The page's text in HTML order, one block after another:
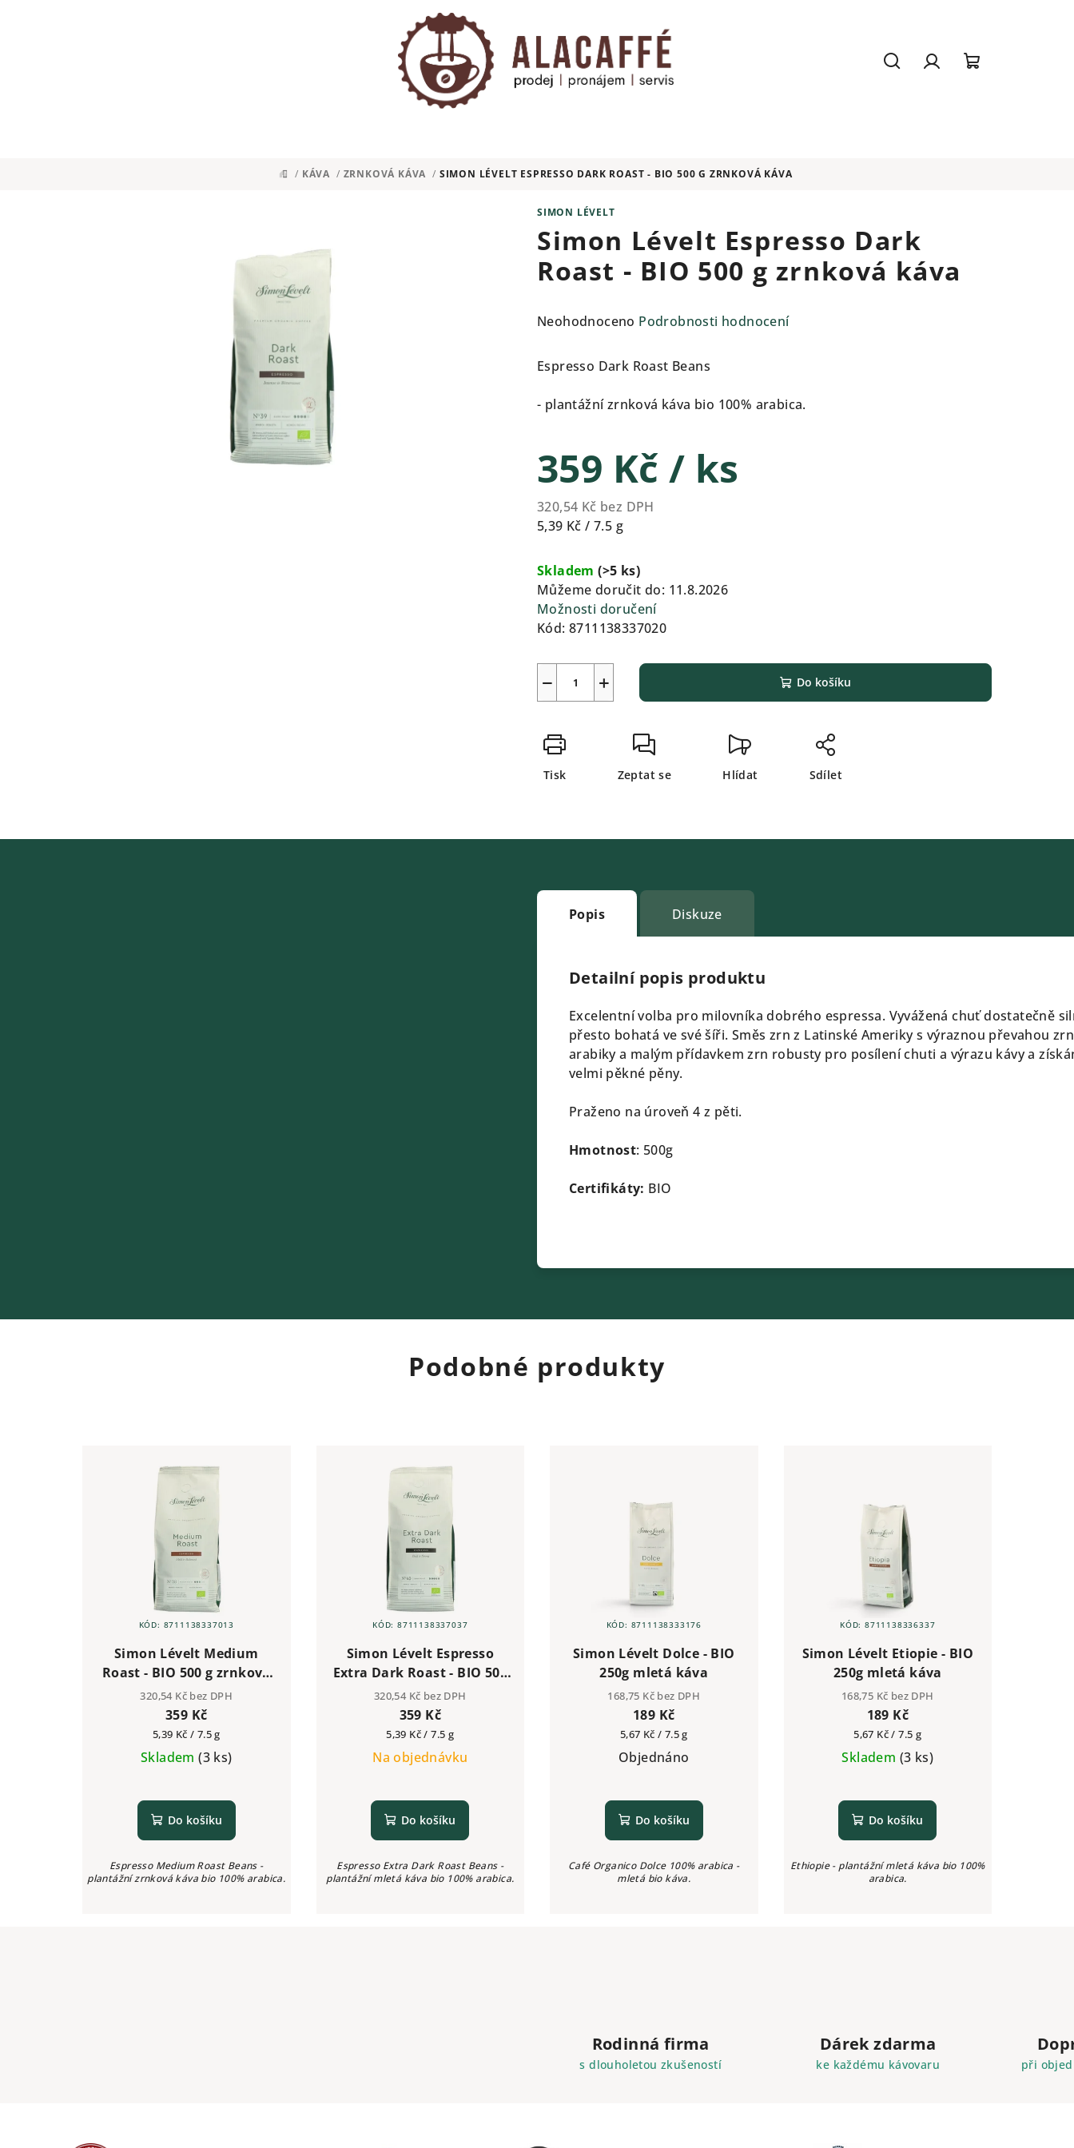
DOMŮ
/ KÁVA / ZRNKOVÁ KÁVA / SIMON LÉVELT ESPRESSO DARK ROAST - BIO 500 G ZRNKOVÁ KÁVA
SIMON LÉVELT
Simon Lévelt Espresso Dark
Roast - BIO 500 g zrnková káva
Průměrné
produktu
0,0
hvězdiček.
Neohodnoceno Podrobnosti hodnocení
Espresso Dark Roast Beans
- plantážní zrnková káva bio 100% arabica.
359 Kč / ks
320,54 Kč bez DPH
Měrná
5,39 Kč / 7.5 g
Skladem(>5 ks)
Můžeme doručit do: 11.8.2026
Možnosti doručení
Kód: 8711138337020
+
− Do košíku
Tisk Zeptat se Hlídat Sdílet
Rodinná firma
s dlouholetou zkušeností
Dárek zdarma
ke každému kávovaru při
Popis Diskuze
Detailní popis produktu
Excelentní volba pro milovníka dobrého espressa. Vyvážená chuť dostatečně
přesto bohatá ve své šíři. Směs zrn z Latinské Ameriky s výraznou převahou zrn
arabiky a malým přídavkem zrn robusty pro posílení chuti a výrazu kávy a
velmi pěkné pěny.
Praženo na úroveň 4 z pěti.
Hmotnost: 500g
Certifikáty: BIO
Podobné produkty
Simon Lévelt Medium
Roast - BIO 500 g zrnková
káva
320,54 Kč bez DPH
359 Kč
Měrná
cena:
5,39 Kč / 7.5 g
Skladem(3 ks)
Do košíku
Espresso Medium Roast Beans -
plantážní zrnková káva bio 100% arabica.
KÓD: 8711138337013
Simon Lévelt Espresso
Extra Dark Roast - BIO 500
g zrnková káva
320,54 Kč bez DPH
359 Kč
Měrná
cena:
5,39 Kč / 7.5 g
Na objednávku
Do košíku
Espresso Extra Dark Roast Beans -
plantážní mletá káva bio 100% arabica.
KÓD:8711138337037
Simon Lévelt Dolce - BIO
250g mletá káva
168,75 Kč bez DPH
189 Kč
Měrná
cena:
5,67 Kč / 7.5 g
Objednáno
Do košíku
Café Organico Dolce 100% arabica -
mletá bio káva.
KÓD: 8711138333176
Simon Lévelt Etiopie - BIO
250g mletá káva
168,75 Kč bez DPH
189 Kč
Měrná
cena:
5,67 Kč / 7.5 g
Skladem (3 ks)
Do košíku
Ethiopie - plantážní mletá káva bio 100%
arabica.
KÓD:8711138336337